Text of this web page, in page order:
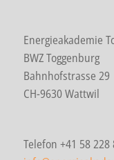
Energieakademie
BWZ Toggenburg
Bahnhofstrasse 29
CH-9630 Wattwil
Telefon +41 58 228